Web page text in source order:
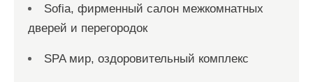
Sofia, фирменный салон межкомнатных
дверей и перегородок
SPA мир, оздоровительный комплекс